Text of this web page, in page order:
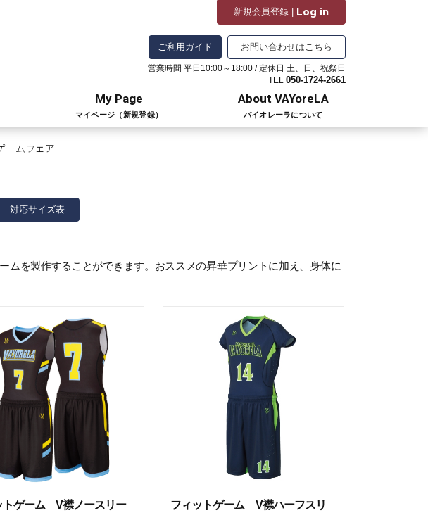
新規会員登録 | Log in
ご利用ガイド お問い合わせはこちら
営業時間 平日10:00～18:00 / 定休日 土、日、祝祭日
TEL 050-1724-2661
My Page
マイページ（新規登録）
About VAYoreLA
バイオレーラについて
ームウェア
対応サイズ表
を製作することができます。おススメの昇華プリントに加え、身体に
トゲーム V襟ノースリー
フィットゲーム V襟ハーフスリ